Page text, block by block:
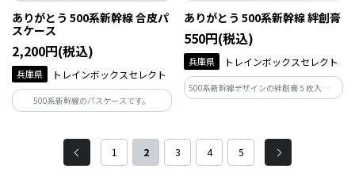
ありがとう 500系新幹線 合皮パ
スケース
2,200円(税込)
兵庫県 トレインボックスセレクト
500系新幹線のパスケースです。
ありがとう 500系新幹線 絆創膏
550円(税込)
兵庫県 トレインボックスセレクト
500系新幹線デザインの絆創膏５枚入りで
す。
1 2 3 4 5